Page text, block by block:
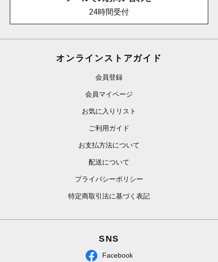
24時間受付
オンラインストアガイド
会員登録
会員マイページ
お気に入りリスト
ご利用ガイド
お支払方法について
配送について
プライバシーポリシー
特定商取引法に基づく表記
SNS
Facebook